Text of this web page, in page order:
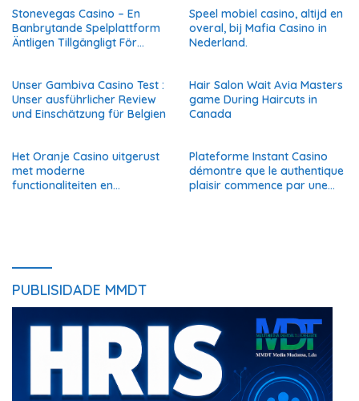
Stonevegas Casino – En
Banbrytande Spelplattform
Äntligen Tillgängligt För
Speel mobiel casino, altijd en
overal, bij Mafia Casino in
Nederland.
Unser Gambiva Casino Test :
Unser ausführlicher Review
und Einschätzung für Belgien
Hair Salon Wait Avia Masters
game During Haircuts in
Canada
Het Oranje Casino uitgerust
met moderne
functionaliteiten en
Plateforme Instant Casino
démontre que le authentique
plaisir commence par une
PUBLISIDADE MMDT